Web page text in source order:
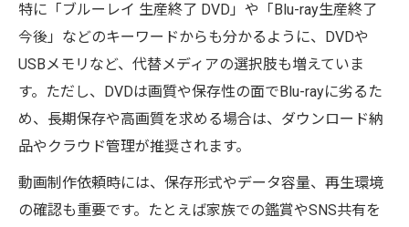
特に「ブルーレイ 生産終了 DVD」や「Blu-ray生産終了
今後」などのキーワードからも分かるように、DVDや
USBメモリなど、代替メディアの選択肢も増えていま
す。ただし、DVDは画質や保存性の面でBlu-rayに劣るた
め、長期保存や高画質を求める場合は、ダウンロード納
品やクラウド管理が推奨されます。
動画制作依頼時には、保存形式やデータ容量、再生環境
の確認も重要です。たとえば家族での鑑賞やSNS共有を